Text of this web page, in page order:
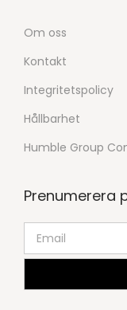
Om oss
Kontakt
Integritetspolicy
Hållbarhet
Humble Group
Prenumerera